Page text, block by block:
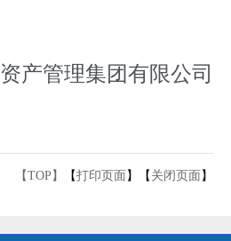
产管理集团有限公司
【TOP】 【打印页面 】【 关闭页面 】